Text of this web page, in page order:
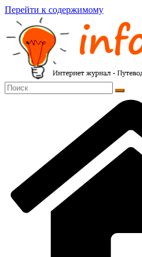
Перейти к содержимому